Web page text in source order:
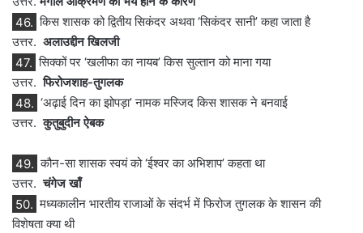
46. किस शासक को द्वितीय सिकंदर अथवा ‘सिकंदर सानी’ कहा जाता है
उत्तर. अलाउद्दीन खिलजी
47. सिक्कों पर ‘खलीफा का नायब’ किस सुल्तान को माना गया
उत्तर. फिरोजशाह-तुगलक
48. ‘अढ़ाई दिन का झोपड़ा’ नामक मस्जिद किस शासक ने बनवाई
उत्तर. कुतुबुदीन ऐबक
49. कौन-सा शासक स्वयं को ‘ईश्वर का अभिशाप’ कहता था
उत्तर. चंगेज खाँ
50. मध्यकालीन भारतीय राजाओं के संदर्भ में फिरोज तुगलक के शासन की
विशेषता क्या थी